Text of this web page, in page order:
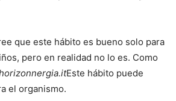
que este hábito es bueno solo para
pero en realidad no lo es. Como
Este hábito puede
el organismo.